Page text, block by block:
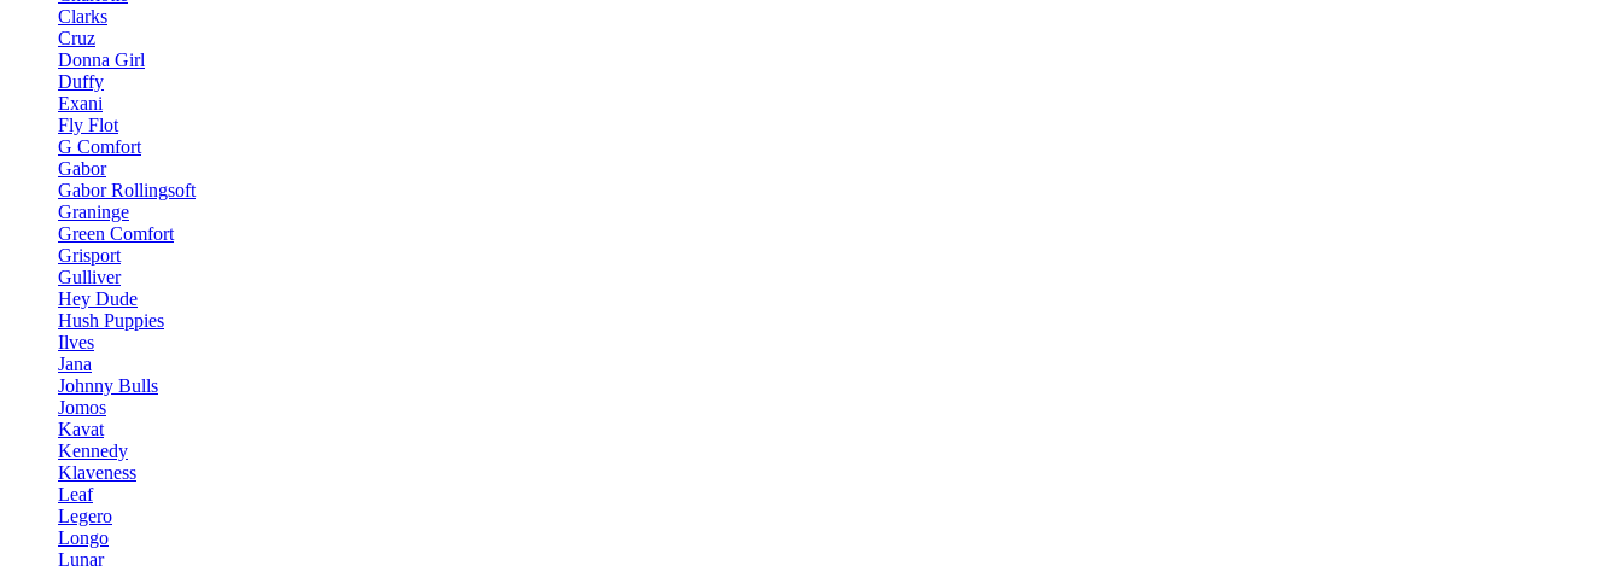
Clarks
Cruz
Donna Girl
Duffy
Exani
Fly Flot
G Comfort
Gabor
Gabor Rollingsoft
Graninge
Green Comfort
Grisport
Gulliver
Hey Dude
Hush Puppies
Ilves
Jana
Johnny Bulls
Jomos
Kavat
Kennedy
Klaveness
Leaf
Legero
Longo
Lunar